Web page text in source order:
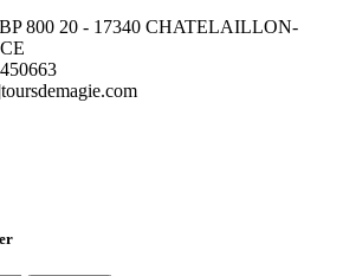
800 20 - 17340 CHATELAILLON-